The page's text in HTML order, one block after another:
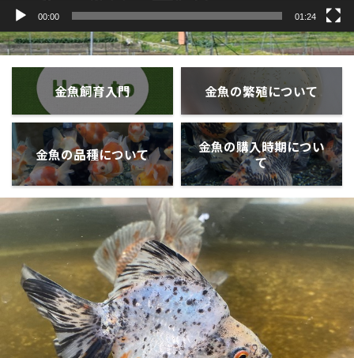
00:00 01:24
金魚飼育入門 金魚の繁殖について
金魚の品種について
金魚の購入時期につい
て